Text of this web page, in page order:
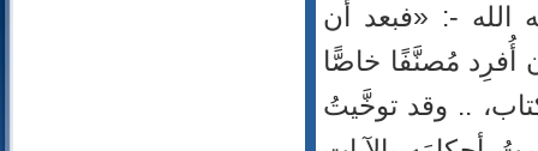
-: «فبعد أن
أُفرِد مُصنَّفًا خاصًّا
.. وقد توخَّيتُ